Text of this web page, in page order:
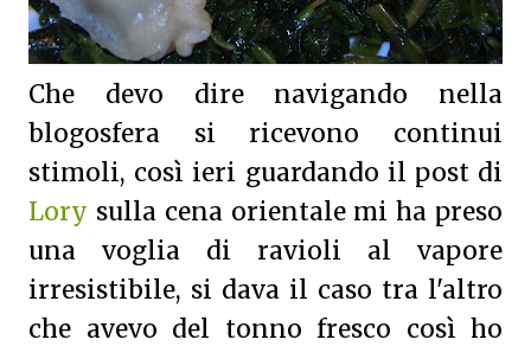
Che devo dire navigando nella
blogosfera si ricevono continui
stimoli, così ieri guardando il post di
Lory sulla cena orientale mi ha preso
una voglia di ravioli al vapore
irresistibile, si dava il caso tra l'altro
che avevo del tonno fresco così ho